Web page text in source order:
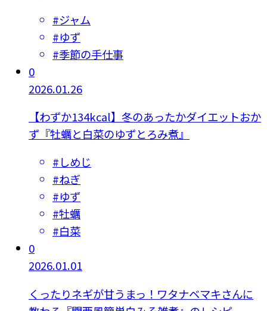
#ジャム
#ゆず
#季節の手仕事
0
2026.01.26
【わずか134kcal】冬のあったかダイエットおか
ず『牡蠣と白菜のゆずとろみ煮』
#しめじ
#ねぎ
#ゆず
#牡蠣
#白菜
0
2026.01.01
くったりネギが甘うまっ！ワタナベマキさんに